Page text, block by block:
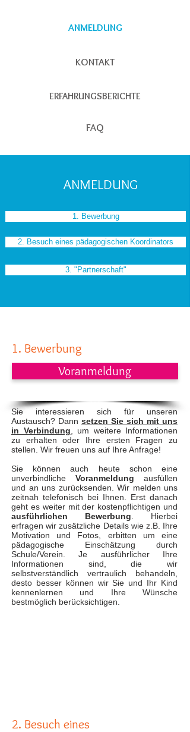
ANMELDUNG
KONTAKT
ERFAHRUNGSBERICHTE
FAQ
ANMELDUNG
1. Bewerbung
2. Besuch eines pädagogischen Koordinators
3. "Partnerschaft"
1. Bewerbung
Voranmeldung
Sie interessieren sich für unseren
Austausch? Dann setzen Sie sich mit uns
in Verbindung , um weitere Informationen
zu erhalten oder Ihre ersten Fragen zu
stellen. Wir freuen uns auf Ihre Anfrage!
Sie können auch heute schon eine
unverbindliche Voranmeldung ausfüllen
und an uns zurücksenden. Wir melden uns
zeitnah telefonisch bei Ihnen. Erst danach
geht es weiter mit der kostenpflichtigen und
ausführlichen Bewerbung . Hierbei
erfragen wir zusätzliche Details wie z.B. Ihre
Motivation und Fotos, erbitten um eine
pädagogische Einschätzung durch
Schule/Verein. Je ausführlicher Ihre
Informationen sind, die wir
selbstverständlich vertraulich behandeln,
desto besser können wir Sie und Ihr Kind
kennenlernen und Ihre Wünsche
bestmöglich berücksichtigen.
2. Besuch eines